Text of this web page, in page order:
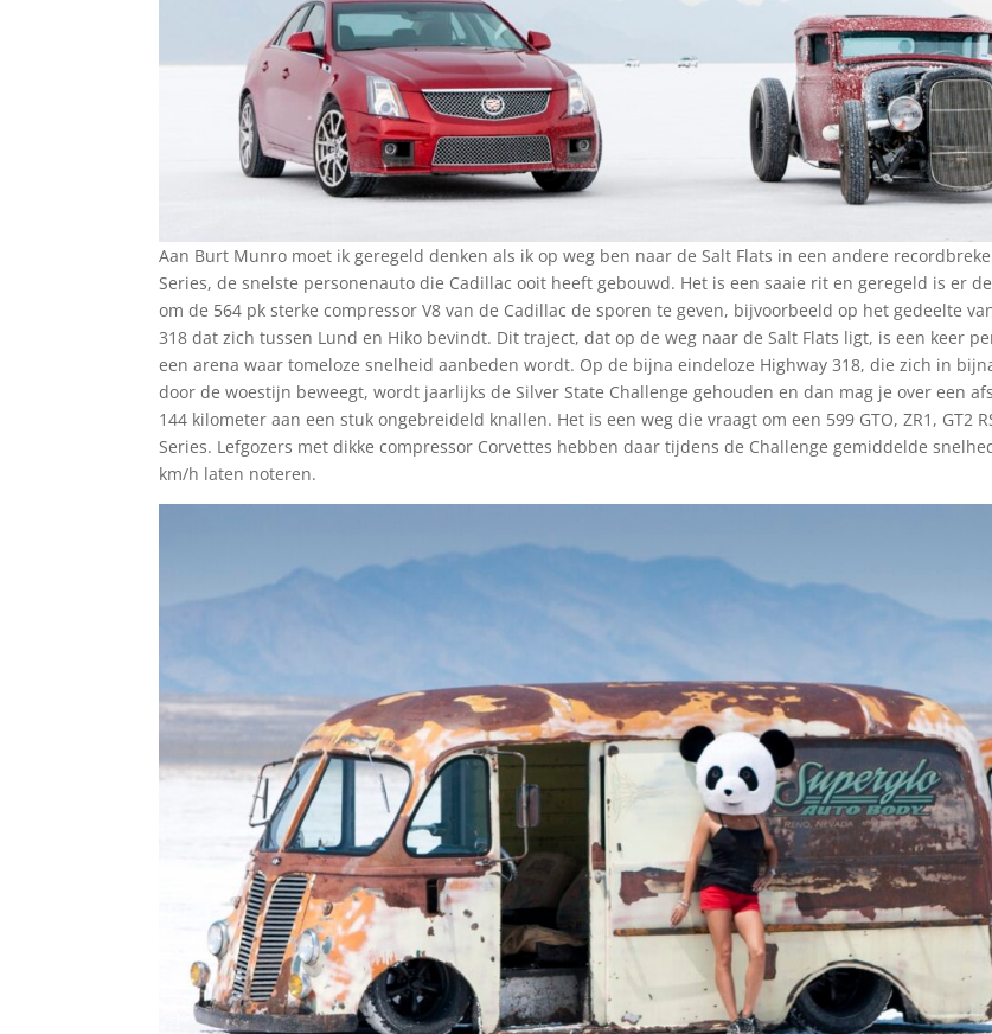
Aan Burt Munro moet ik geregeld denken als ik op weg ben naar de Salt Flats in een andere
Series, de snelste personenauto die Cadillac ooit heeft gebouwd. Het is een saaie rit en geregeld is er
om de 564 pk sterke compressor V8 van de Cadillac de sporen te geven, bijvoorbeeld op het gedeelte
318 dat zich tussen Lund en Hiko bevindt. Dit traject, dat op de weg naar de Salt Flats ligt, is een keer
een arena waar tomeloze snelheid aanbeden wordt. Op de bijna eindeloze Highway 318, die zich in
door de woestijn beweegt, wordt jaarlijks de Silver State Challenge gehouden en dan mag je over een
144 kilometer aan een stuk ongebreideld knallen. Het is een weg die vraagt om een 599 GTO, ZR1, GT2
Series. Lefgozers met dikke compressor Corvettes hebben daar tijdens de Challenge gemiddelde
km/h laten noteren.